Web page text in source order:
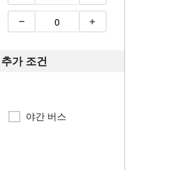
추가 조건
야간 버스